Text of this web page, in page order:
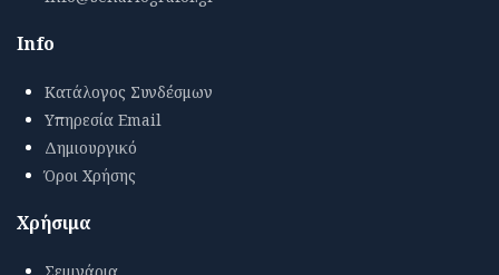
Info
Κατάλογος Συνδέσμων
Υπηρεσία Email
Δημιουργικό
Όροι Χρήσης
Χρήσιμα